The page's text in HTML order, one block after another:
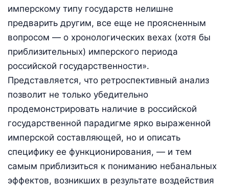
имперскому типу государств нелишне
предварить другим, все еще не проясненным
вопросом — о хронологических вехах (хотя бы
приблизительных) имперского периода
российской государственности».
Представляется, что ретроспективный анализ
позволит не только убедительно
продемонстрировать наличие в российской
государственной парадигме ярко выраженной
имперской составляющей, но и описать
специфику ее функционирования, — и тем
самым приблизиться к пониманию небанальных
эффектов, возникших в результате воздействия